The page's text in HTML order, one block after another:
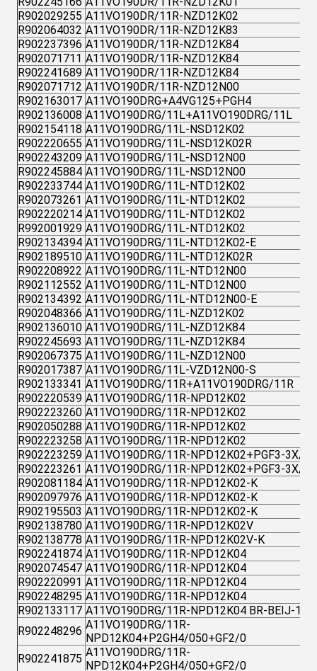
R902029255 A11VO190DR/11R-NZD12K02
R902064032 A11VO190DR/11R-NZD12K83
R902237396 A11VO190DR/11R-NZD12K84
R902071711 A11VO190DR/11R-NZD12K84
R902241689 A11VO190DR/11R-NZD12K84
R902071712 A11VO190DR/11R-NZD12N00
R902163017 A11VO190DRG+A4VG125+PGH4
R902136008 A11VO190DRG/11L+A11VO190DRG/11L
R902154118 A11VO190DRG/11L-NSD12K02
R902220655 A11VO190DRG/11L-NSD12K02R
R902243209 A11VO190DRG/11L-NSD12N00
R902245884 A11VO190DRG/11L-NSD12N00
R902233744 A11VO190DRG/11L-NTD12K02
R902073261 A11VO190DRG/11L-NTD12K02
R902220214 A11VO190DRG/11L-NTD12K02
R992001929 A11VO190DRG/11L-NTD12K02
R902134394 A11VO190DRG/11L-NTD12K02-E
R902189510 A11VO190DRG/11L-NTD12K02R
R902208922 A11VO190DRG/11L-NTD12N00
R902112552 A11VO190DRG/11L-NTD12N00
R902134392 A11VO190DRG/11L-NTD12N00-E
R902048366 A11VO190DRG/11L-NZD12K02
R902136010 A11VO190DRG/11L-NZD12K84
R902245693 A11VO190DRG/11L-NZD12K84
R902067375 A11VO190DRG/11L-NZD12N00
R902017387 A11VO190DRG/11L-VZD12N00-S
R902133341 A11VO190DRG/11R+A11VO190DRG/11R
R902220539 A11VO190DRG/11R-NPD12K02
R902223260 A11VO190DRG/11R-NPD12K02
R902050288 A11VO190DRG/11R-NPD12K02
R902223258 A11VO190DRG/11R-NPD12K02
R902223259 A11VO190DRG/11R-NPD12K02+PGF3-3X/
R902223261 A11VO190DRG/11R-NPD12K02+PGF3-3X/
R902081184 A11VO190DRG/11R-NPD12K02-K
R902097976 A11VO190DRG/11R-NPD12K02-K
R902195503 A11VO190DRG/11R-NPD12K02-K
R902138780 A11VO190DRG/11R-NPD12K02V
R902138778 A11VO190DRG/11R-NPD12K02V-K
R902241874 A11VO190DRG/11R-NPD12K04
R902074547 A11VO190DRG/11R-NPD12K04
R902220991 A11VO190DRG/11R-NPD12K04
R902248295 A11VO190DRG/11R-NPD12K04
R902133117 A11VO190DRG/11R-NPD12K04 BR-BEIJ-1
R902248296 A11VO190DRG/11R-
NPD12K04+P2GH4/050+GF2/0
R902241875 A11VO190DRG/11R-
NPD12K04+P2GH4/050+GF2/0